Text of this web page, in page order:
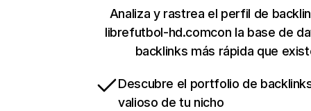
Analiza y rastrea el perfil de
librefutbol-hd.comcon la base de
backlinks más rápida que
Descubre el portfolio de
valioso de tu nicho